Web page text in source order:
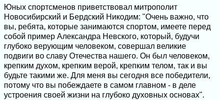
Юных спортсменов приветствовал митрополит
Новосибирский и Бердский Никодим: "Очень важно, что
вы, ребята, которые занимаются спортом, имеете перед
собой пример Александра Невского, который, будучи
глубоко верующим человеком, совершал великие
подвиги во славу Отечества нашего. Он был человеком,
крепким духом, крепким верой, крепким телом, так и вы
будьте такими же. Для меня вы сегодня все победители,
потому что вы побеждаете в самом главном - в деле
устроения своей жизни на глубоко духовных основах".